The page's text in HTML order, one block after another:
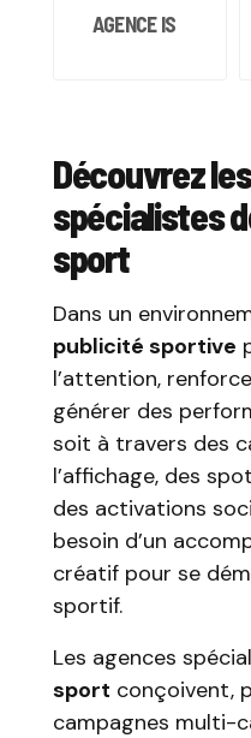
AGENCE IS
Découvrez
spécialistes
sport
Dans un
publicité sportive
l’attention,
générer des
soit à travers des
l’affichage, des
des activations
besoin d’un
créatif pour se
sportif.
Les agences
sport conçoivent,
campagnes multi-